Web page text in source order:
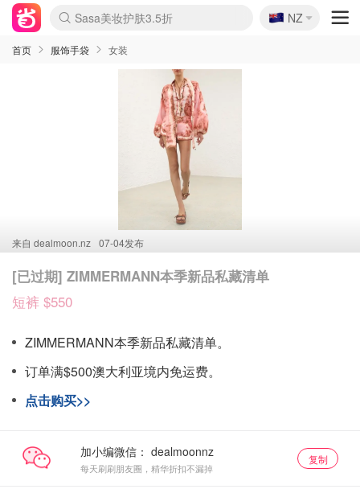
lululemon折扣上新
Sasa美妆护肤3.5折
SSENSE年中3折
FreshBeauty好价汇总
Cettire降价+叠9折
WWS Coles超市实拍
viagogo二手票捡漏
Myer超级周末1折
The Outnet奢牌1折起
David Jones 3折起
Flannels大牌1折
Perfumes Club护肤1折
AMIRO返校季6.2折
Amazon折扣汇总
eToro入金$200送$50
Amazon数码好物
ICONIC本周7.5折
ThedoubleF高奢地板价
Moose Knuckles 6折
丝芙兰5折起
EUFY官网3.7折起
Selenichast首饰2折
Trip机票酒店促销
YSL送5件彩妆礼
Amazon家居好物
Amazon美妆护肤
雅漾大喷$8
过敏原检测盒$33
伊索独家赠50ml沐浴露
科颜氏清仓3折
SEALIFE海洋馆门票6折
丝塔芙大白罐$16
订阅Newsletter送香薰
Cult Beauty 6.8折
Harrods圣诞日历2.3折
LN-CC奢牌私促3折
d'Alba空姐喷雾$16
EVE LOM套装逆天2折
Bernardelli独家4折
Adore Beauty 6折起
CT圣诞日历
Mytheresa奢品2.7折
Luxury Escapes 9折
Currentbody美容仪9折
MOON Garden Live
Roborock扫地机3.7折
Tingo Life水杯$24
Valentino官网5折
CR洗发护发6.3折
修丽可套装7.4折
Myer彩妆2件7折
GANNI官网4.5折
Stylevana韩妆4折
Tessabit高奢8.5折
OGX洗护4折
Amazon阿德莱德次日达
卡诗8.5折+赠礼
Philips Hue灯具8折
🇳🇿
NZ
首页 服饰手袋 女装
来自 dealmoon.nz 07-04发布
[已过期] ZIMMERMANN本季新品私藏清单
短裤 $550
ZIMMERMANN本季新品私藏清单。
订单满$500澳大利亚境内免运费。
点击购买>>
加小编微信：
每天刷刷朋友圈，精华折扣不漏掉
复制